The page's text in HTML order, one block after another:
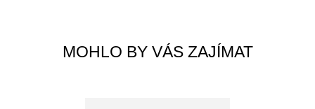
MOHLO BY VÁS ZAJÍMAT